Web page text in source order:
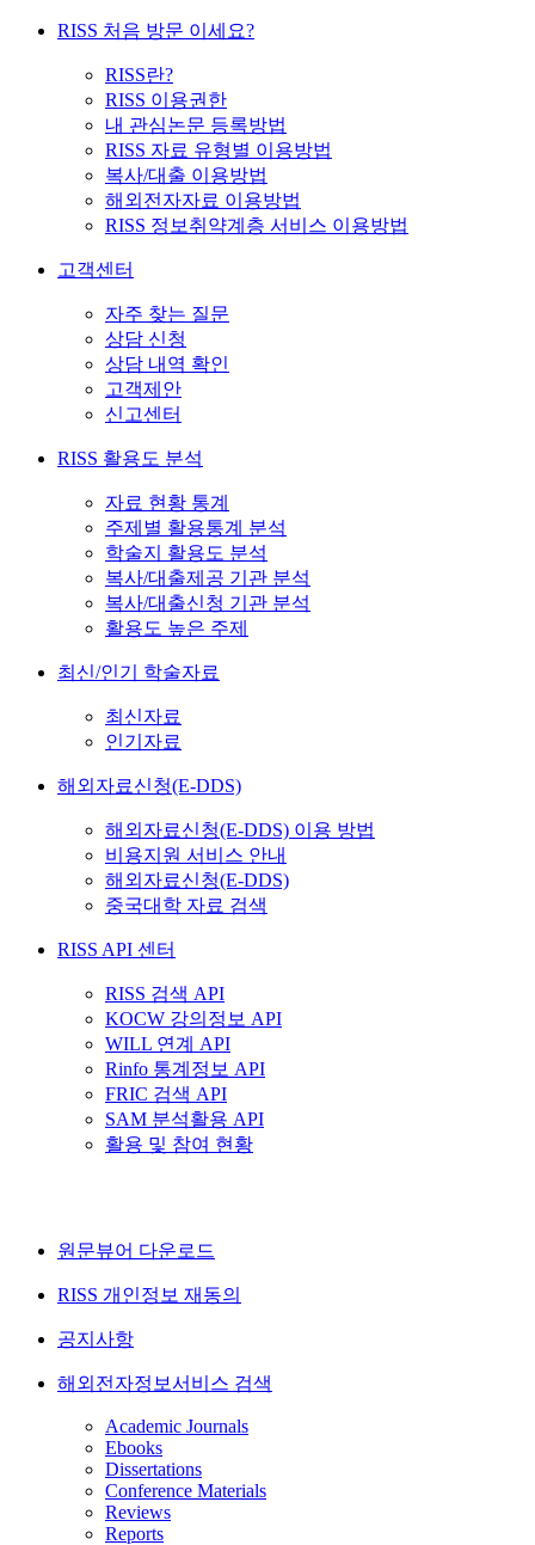
RISS 처음 방문 이세요?
RISS란?
RISS 이용권한
내 관심논문 등록방법
RISS 자료 유형별 이용방법
복사/대출 이용방법
해외전자자료 이용방법
RISS 정보취약계층 서비스 이용방법
고객센터
자주 찾는 질문
상담 신청
상담 내역 확인
고객제안
신고센터
RISS 활용도 분석
자료 현황 통계
주제별 활용통계 분석
학술지 활용도 분석
복사/대출제공 기관 분석
복사/대출신청 기관 분석
활용도 높은 주제
최신/인기 학술자료
최신자료
인기자료
해외자료신청(E-DDS)
해외자료신청(E-DDS) 이용 방법
비용지원 서비스 안내
해외자료신청(E-DDS)
중국대학 자료 검색
RISS API 센터
RISS 검색 API
KOCW 강의정보 API
WILL 연계 API
Rinfo 통계정보 API
FRIC 검색 API
SAM 분석활용 API
활용 및 참여 현황
원문뷰어 다운로드
RISS 개인정보 재동의
공지사항
해외전자정보서비스 검색
Academic Journals
Ebooks
Dissertations
Conference Materials
Reviews
Reports